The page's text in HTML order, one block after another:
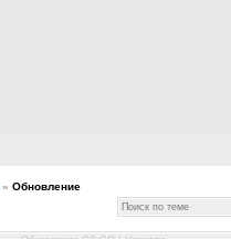
» Обновление